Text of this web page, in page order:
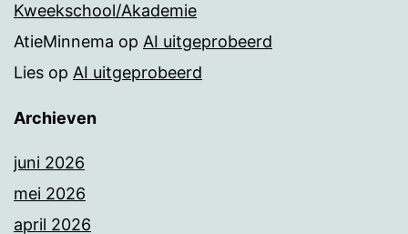
Kweekschool/Akademie
AtieMinnema op AI uitgeprobeerd
Lies op AI uitgeprobeerd
Archieven
juni 2026
mei 2026
april 2026